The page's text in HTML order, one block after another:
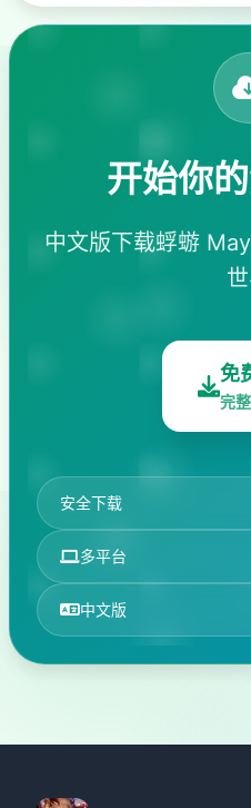
开始你
中文版下载蜉蝣
免
完
安全下载
多平台
中文版